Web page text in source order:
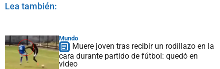
Lea también:
Mundo
Muere joven tras recibir un rodillazo en la
cara durante partido de fútbol: quedó en
video